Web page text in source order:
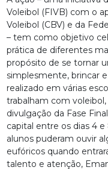
Voleibol (FIVB) com o
Voleibol (CBV) e da
– tem como objetivo
prática de diferentes
propósito de se tornar
simplesmente, brincar
realizado em várias
trabalham com
divulgação da Fase
capital entre os dias 4
alunos puderam ouvir
eufóricos quando
talento e atenção,